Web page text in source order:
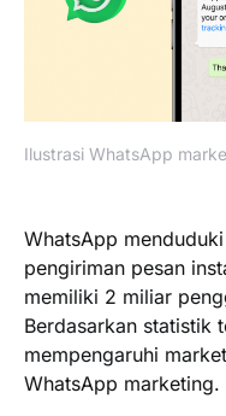
Ilustrasi WhatsApp
WhatsApp
pengiriman pesan
memiliki 2 miliar
Berdasarkan statistik
mempengaruhi
WhatsApp marketing.